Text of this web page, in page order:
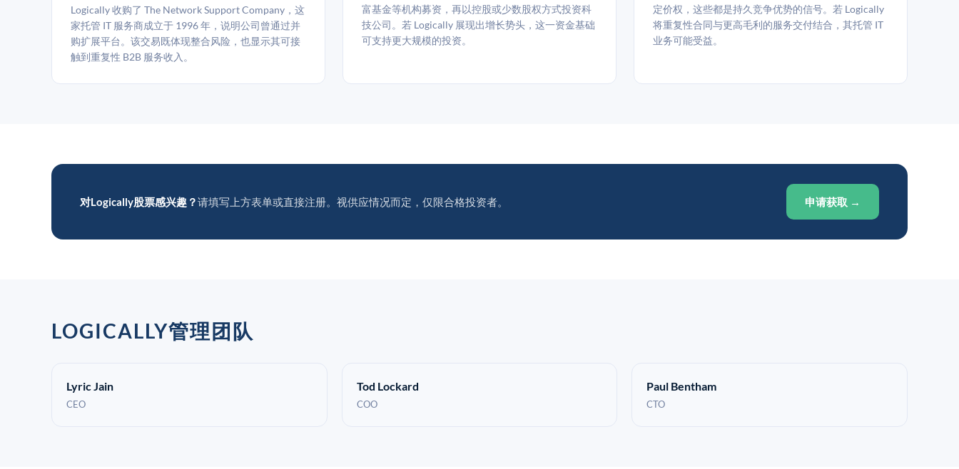
Logically 收购了 The Network Support Company，这
家托管 IT 服务商成立于 1996 年，说明公司曾通过并
购扩展平台。该交易既体现整合风险，也显示其可接
触到重复性 B2B 服务收入。
富基金等机构募资，再以控股或少数股权方式投资科
技公司。若 Logically 展现出增长势头，这一资金基础
可支持更大规模的投资。
定价权，这些都是持久竞争优势的信号。若 Logically
将重复性合同与更高毛利的服务交付结合，其托管 IT
业务可能受益。
对Logically股票感兴趣？请填写上方表单或直接注册。视供应情况而定，仅限合格投资者。 申请获取 →
LOGICALLY管理团队
Lyric Jain
CEO
Tod Lockard
COO
Paul Bentham
CTO